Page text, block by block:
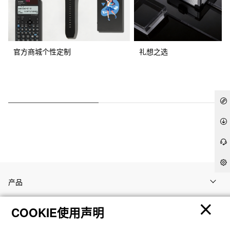
官方商城个性定制 礼想之选
产品
客户支持
COOKIE使用声明